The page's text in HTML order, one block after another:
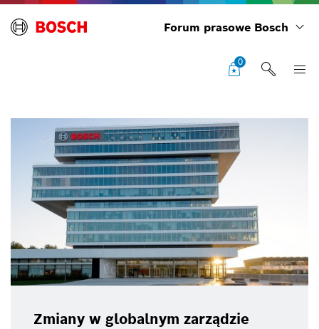
Forum prasowe Bosch
0
Zmiany w globalnym zarządzie